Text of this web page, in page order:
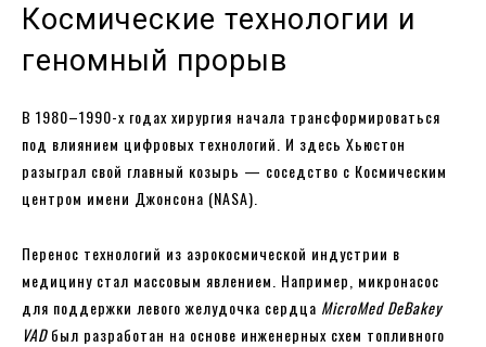
Космические технологии и
геномный прорыв
В 1980–1990-х годах хирургия начала трансформироваться
под влиянием цифровых технологий. И здесь Хьюстон
разыграл свой главный козырь — соседство с Космическим
центром имени Джонсона (NASA).
Перенос технологий из аэрокосмической индустрии в
медицину стал массовым явлением. Например, микронасос
для поддержки левого желудочка сердца MicroMed DeBakey
VADбыл разработан на основе инженерных схем топливного